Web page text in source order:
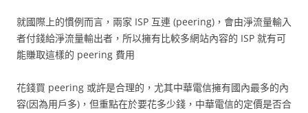
就國際上的慣例而言，兩家 ISP 互連 (peering)，會由淨流量輸入
者付錢給淨流量輸出者，所以擁有比較多網站內容的 ISP 就有可
能賺取這樣的 peering 費用
花錢買 peering 或許是合理的，尤其中華電信擁有國內最多的內
容(因為用戶多)，但重點在於要花多少錢，中華電信的定價是否合